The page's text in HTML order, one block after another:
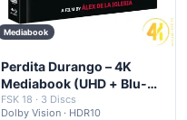
Mediabook
Perdita Durango – 4K
Mediabook (UHD + Blu-
ray Disc + Audio CD)
FSK 18 · 3 Discs
Dolby Vision · HDR10